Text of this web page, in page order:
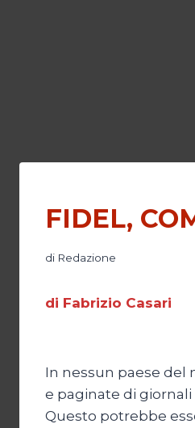
FIDEL,
di Redazione
di Fabrizio Casari
In nessun paese del
e paginate di giornali
Questo potrebbe